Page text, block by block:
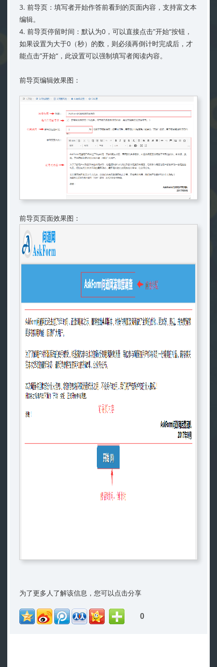
3. 前导页：填写者开始作答前看到的页面内容，支持富文本
编辑。
4. 前导页停留时间：默认为0，可以直接点击”开始“按钮，
如果设置为大于0（秒）的数，则必须再倒计时完成后，才
能点击”开始“，此设置可以强制填写者阅读内容。
前导页编辑效果图：
前导页页面效果图：
为了更多人了解该信息，您可以点击分享
0